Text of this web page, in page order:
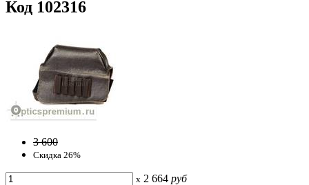
Код 102316
3 600
Скидка 26%
x 2 664 руб